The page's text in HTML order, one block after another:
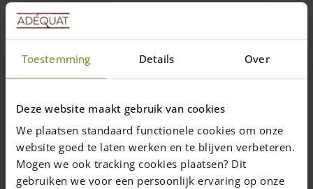
Toestemming Details Over
Deze website maakt gebruik van cookies
We plaatsen standaard functionele cookies om onze
website goed te laten werken en te blijven verbeteren.
Mogen we ook tracking cookies plaatsen? Dit
gebruiken we voor een persoonlijk ervaring op onze
Denmark